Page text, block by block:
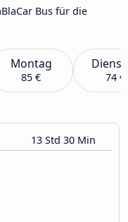
Bus für die
Montag
85 € 74 €
13 Std 30 Min